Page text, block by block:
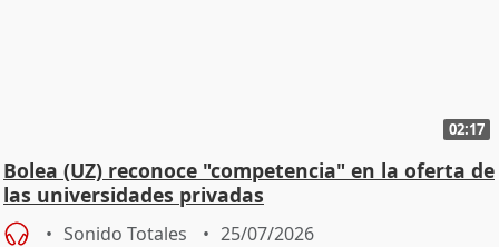
02:17
Bolea (UZ) reconoce "competencia" en la oferta de
las universidades privadas
Sonido Totales 25/07/2026